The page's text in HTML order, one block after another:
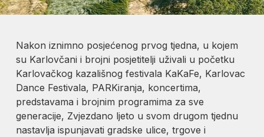
Nakon iznimno posjećenog prvog tjedna, u kojem
su Karlovčani i brojni posjetitelji uživali u početku
Karlovačkog kazališnog festivala KaKaFe, Karlovac
Dance Festivala, PARKiranja, koncertima,
predstavama i brojnim programima za sve
generacije, Zvjezdano ljeto u svom drugom tjednu
nastavlja ispunjavati gradske ulice, trgove i